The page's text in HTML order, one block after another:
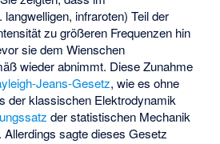
langwelligen, infraroten) Teil der
zu größeren Frequenzen hin
sie dem Wienschen
wieder abnimmt. Diese Zunahme
Jeans-Gesetz, wie es ohne
der klassischen Elektrodynamik
der statistischen Mechanik
Allerdings sagte dieses Gesetz